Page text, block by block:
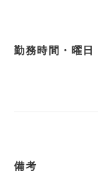
勤務時間・曜日
備考